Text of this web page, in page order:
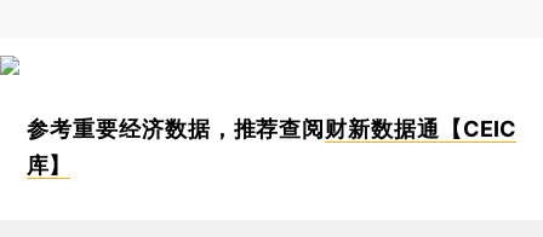
参考重要经济数据，推荐查阅 财新数据通【CEIC
库】